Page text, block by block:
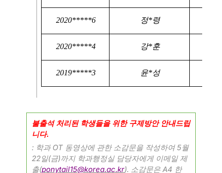
2020*****6 정*령
2020*****4 강*훈
2019*****3 윤*성
불출석 처리된 학생들을 위한 구제방안 안내드립
니다.
: 학과 OT 동영상에 관한 소감문을 작성하여5월
22일(금)까지 학과행정실 담당자에게 이메일 제
출(ponytail15@korea.ac.kr). 소감문은 A4 한